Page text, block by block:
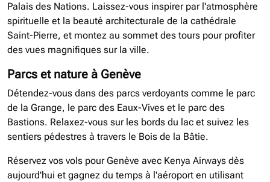
Palais des Nations. Laissez-vous inspirer par l'atmosphère
spirituelle et la beauté architecturale de la cathédrale
Saint-Pierre, et montez au sommet des tours pour profiter
des vues magnifiques sur la ville.
Parcs et nature à Genève
Détendez-vous dans des parcs verdoyants comme le parc
de la Grange, le parc des Eaux-Vives et le parc des
Bastions. Relaxez-vous sur les bords du lac et suivez les
sentiers pédestres à travers le Bois de la Bâtie.
Réservez vos vols pour Genève avec Kenya Airways dès
aujourd'hui et gagnez du temps à l'aéroport en utilisant